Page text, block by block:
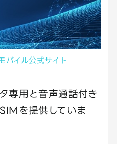
バイル公式サイト
専用と音声通話付き
を提供していま